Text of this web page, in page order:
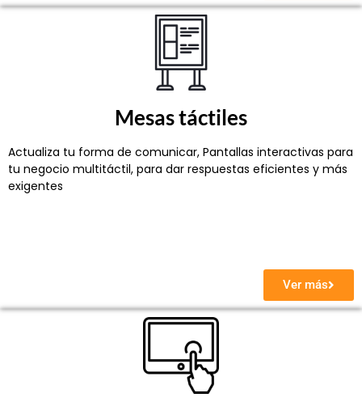
Mesas táctiles
Actualiza tu forma de comunicar, Pantallas interactivas para
tu negocio multitáctil, para dar respuestas eficientes y más
exigentes
Ver más